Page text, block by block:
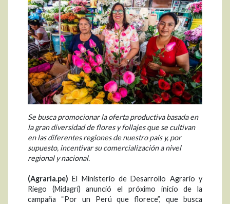
Se busca promocionar la oferta productiva basada en
la gran diversidad de flores y follajes que se cultivan
en las diferentes regiones de nuestro país y, por
supuesto, incentivar su comercialización a nivel
regional y nacional.
(Agraria.pe) El Ministerio de Desarrollo Agrario y
Riego (Midagri) anunció el próximo inicio de la
campaña “Por un Perú que florece”, que busca